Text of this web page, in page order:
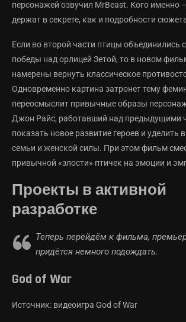
персонажей озвучил MrBeast. Кого именно
держат в секрете, как и подробности
Если во второй части птицы объединились
победы над орлицей Зетой, то в новом
намерены вернуть классическое
Одновременно картина затронет тему
переосмыслит привычные образы
Джон Райс, работавший над предыдущими
показать новое развитие героев и уделить
семьи и женской силы. При этом фильм
привычной «злости» птичек на эмоции и
Проекты в активной
разработке
Теперь перейдём к фильма,
придётся немного подождать.
God of War
Источник: видеоигра God of War